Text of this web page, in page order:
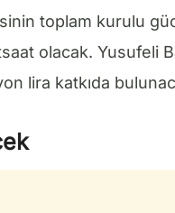
toplam kurulu
olacak. Yusufeli
lira katkıda